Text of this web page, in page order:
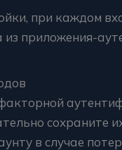
при каждом
из приложения-
сохраните
в случае